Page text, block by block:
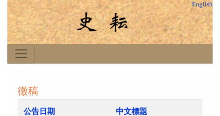
English
徵稿
公告日期 中文標題